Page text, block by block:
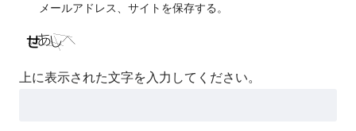
メールアドレス、サイトを保存する。
上に表示された文字を入力してください。